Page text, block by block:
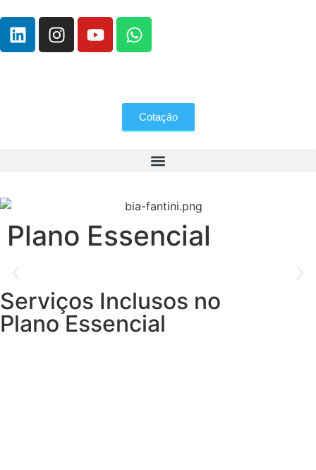
Cotação
Plano Essencial
Serviços Inclusos no
Plano Essencial